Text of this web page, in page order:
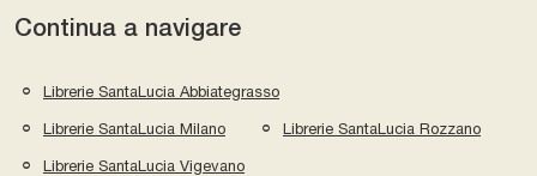
Continua a navigare
Librerie SantaLucia Abbiategrasso
Librerie SantaLucia Milano Librerie SantaLucia Rozzano
Librerie SantaLucia Vigevano